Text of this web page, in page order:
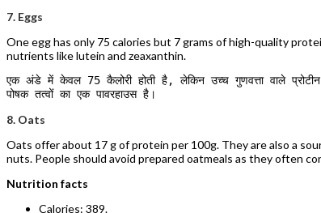
7. Eggs
One egg has only 75 calories but 7 grams of high-quality
nutrients like lutein and zeaxanthin.
एक अंडे में केवल 75 कैलोरी होती है, लेकिन उच्च गुणवत्ता वाले
पोषक तत्वों का एक पावरहाउस है।
8. Oats
Oats offer about 17 g of protein per 100g. They are also a
nuts. People should avoid prepared oatmeals as they often
Nutrition facts
Calories: 389.